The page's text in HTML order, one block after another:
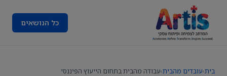
כל הנושאים
בית›עובדים מהבית›עבודה מהבית בתחום הייעוץ הפיננסי